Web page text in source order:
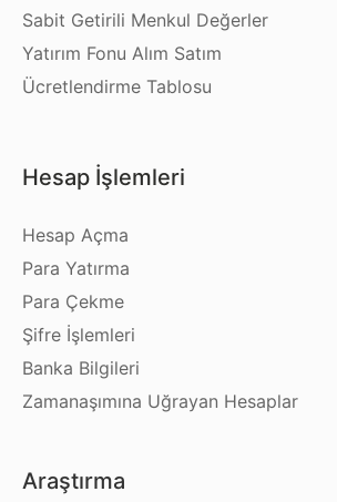
Sabit Getirili Menkul Değerler
Yatırım Fonu Alım Satım
Ücretlendirme Tablosu
Hesap İşlemleri
Hesap Açma
Para Yatırma
Para Çekme
Şifre İşlemleri
Banka Bilgileri
Zamanaşımına Uğrayan Hesaplar
Araştırma